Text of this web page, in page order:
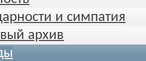
и симпатия
архив